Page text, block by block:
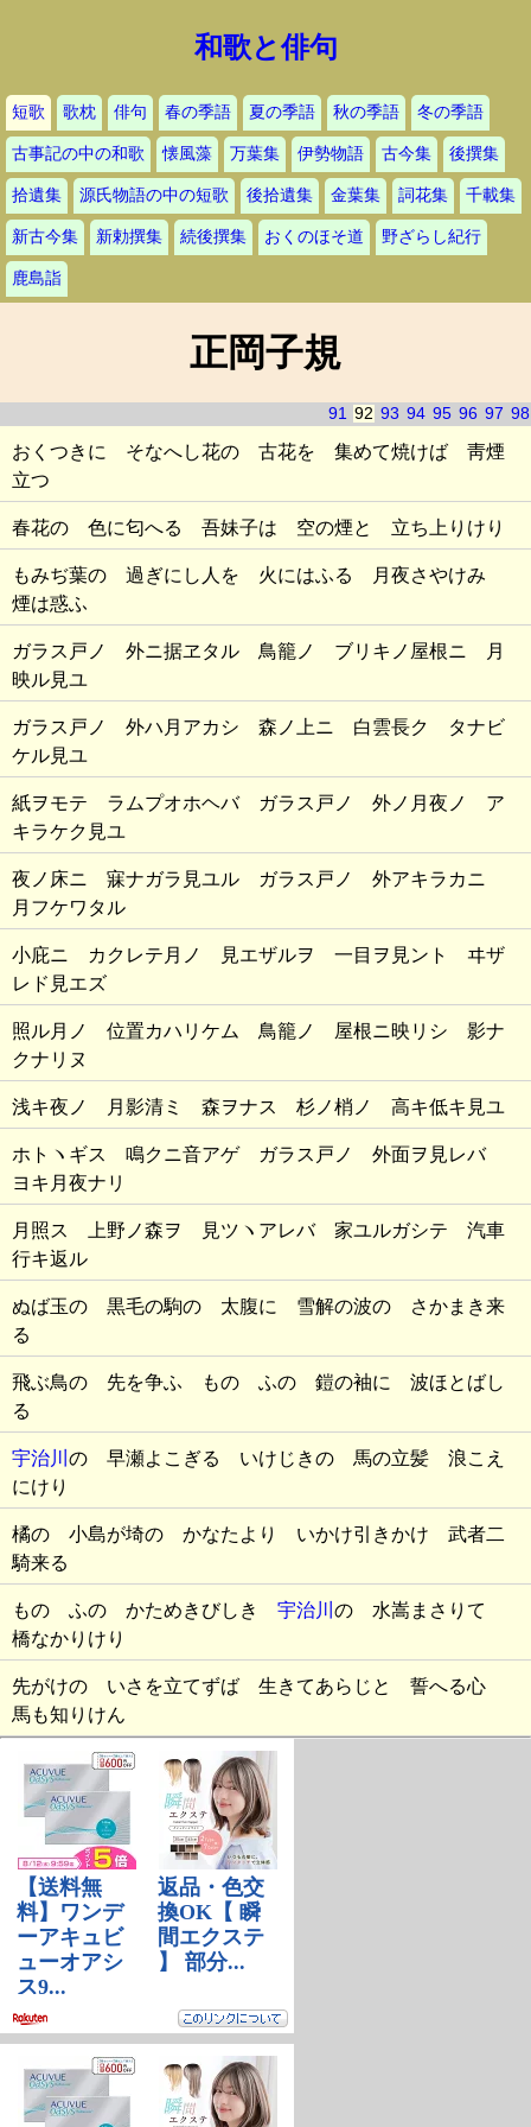
和歌と俳句
短歌 歌枕 俳句 春の季語 夏の季語 秋の季語 冬の季語
古事記の中の和歌 懐風藻 万葉集 伊勢物語 古今集 後撰集
拾遺集 源氏物語の中の短歌 後拾遺集 金葉集 詞花集 千載集
新古今集 新勅撰集 続後撰集 おくのほそ道 野ざらし紀行
鹿島詣
正岡子規
91 92 93 94 95 96 97 98
おくつきに そなへし花の 古花を 集めて焼けば 靑煙
立つ
春花の 色に匂へる 吾妹子は 空の煙と 立ち上りけり
もみぢ葉の 過ぎにし人を 火にはふる 月夜さやけみ
煙は惑ふ
ガラス戸ノ 外ニ据ヱタル 鳥籠ノ ブリキノ屋根ニ 月
映ル見ユ
ガラス戸ノ 外ハ月アカシ 森ノ上ニ 白雲長ク タナビ
ケル見ユ
紙ヲモテ ラムプオホヘバ ガラス戸ノ 外ノ月夜ノ ア
キラケク見ユ
夜ノ床ニ 寐ナガラ見ユル ガラス戸ノ 外アキラカニ
月フケワタル
小庇ニ カクレテ月ノ 見エザルヲ 一目ヲ見ント ヰザ
レド見エズ
照ル月ノ 位置カハリケム 鳥籠ノ 屋根ニ映リシ 影ナ
クナリヌ
浅キ夜ノ 月影清ミ 森ヲナス 杉ノ梢ノ 高キ低キ見ユ
ホトヽギス 鳴クニ音アゲ ガラス戸ノ 外面ヲ見レバ
ヨキ月夜ナリ
月照ス 上野ノ森ヲ 見ツヽアレバ 家ユルガシテ 汽車
行キ返ル
ぬば玉の 黒毛の駒の 太腹に 雪解の波の さかまき来
る
飛ぶ鳥の 先を争ふ ものゝふの 鎧の袖に 波ほとばし
る
宇治川 の 早瀬よこぎる いけじきの 馬の立髪 浪こえ
にけり
橘の 小島が埼の かなたより いかけ引きかけ 武者二
騎来る
ものゝふの かためきびしき 宇治川 の 水嵩まさりて
橋なかりけり
先がけの いさを立てずば 生きてあらじと 誓へる心
馬も知りけん